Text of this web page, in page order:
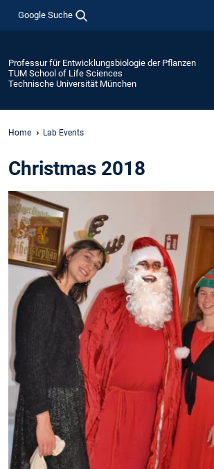
Google Suche
Professur für Entwicklungsbiologie der Pflanzen
TUM School of Life Sciences
Technische Universität München
Home Lab Events
Christmas 2018